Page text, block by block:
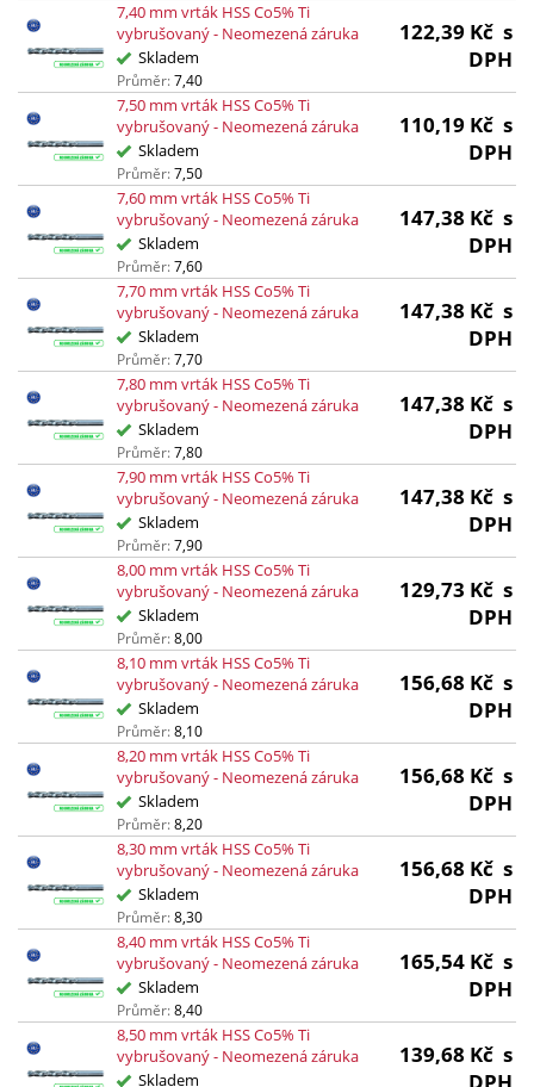
7,40 mm vrták HSS Co5% Ti
vybrušovaný - Neomezená záruka
Skladem
Průměr:7,40
122,39 Kč s
DPH
7,50 mm vrták HSS Co5% Ti
vybrušovaný - Neomezená záruka
Skladem
Průměr:7,50
110,19 Kč s
DPH
7,60 mm vrták HSS Co5% Ti
vybrušovaný - Neomezená záruka
Skladem
Průměr:7,60
147,38 Kč s
DPH
7,70 mm vrták HSS Co5% Ti
vybrušovaný - Neomezená záruka
Skladem
Průměr:7,70
147,38 Kč s
DPH
7,80 mm vrták HSS Co5% Ti
vybrušovaný - Neomezená záruka
Skladem
Průměr:7,80
147,38 Kč s
DPH
7,90 mm vrták HSS Co5% Ti
vybrušovaný - Neomezená záruka
Skladem
Průměr:7,90
147,38 Kč s
DPH
8,00 mm vrták HSS Co5% Ti
vybrušovaný - Neomezená záruka
Skladem
Průměr:8,00
129,73 Kč s
DPH
8,10 mm vrták HSS Co5% Ti
vybrušovaný - Neomezená záruka
Skladem
Průměr:8,10
156,68 Kč s
DPH
8,20 mm vrták HSS Co5% Ti
vybrušovaný - Neomezená záruka
Skladem
Průměr:8,20
156,68 Kč s
DPH
8,30 mm vrták HSS Co5% Ti
vybrušovaný - Neomezená záruka
Skladem
Průměr:8,30
156,68 Kč s
DPH
8,40 mm vrták HSS Co5% Ti
vybrušovaný - Neomezená záruka
Skladem
Průměr:8,40
165,54 Kč s
DPH
8,50 mm vrták HSS Co5% Ti
vybrušovaný - Neomezená záruka
Skladem
139,68 Kč s